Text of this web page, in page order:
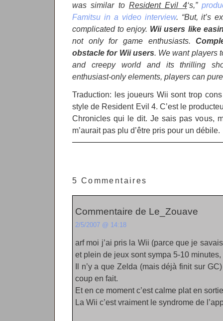
was similar to Resident Evil 4‘s,”
Famitsu in a video interview. “But, it’s
complicated to enjoy. Wii users like
not only for game enthusiasts.
obstacle for Wii users. We want players
and creepy world and its thrilling
enthusiast-only elements, players can
Traduction: les joueurs Wii sont trop
style de Resident Evil 4. C’est le
Chronicles qui le dit. Je sais pas vous,
m’aurait pas plu d’être pris pour un débile.
5 Commentaires
Commentaire de Le_Zouave
2/5/2007 @ 14:18
arf moi j’ai pris la Wii (parce que je
et plein de jeux sont sympa 5-10
Il n’y a que Zelda (mais déjà finit sur
coup en fait.
Et en ce moment c’est calme plat en
La Wii c’est vraiment le syndrome de